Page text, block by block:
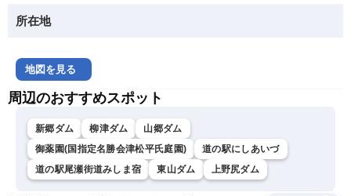
所在地
地図を見る
周辺のおすすめスポット
新郷ダム 柳津ダム
山郷ダム
御薬園(国指定名勝会津松平氏庭園)
道の駅にしあいづ
道の駅尾瀬街道みしま宿
東山ダム 上野尻ダム